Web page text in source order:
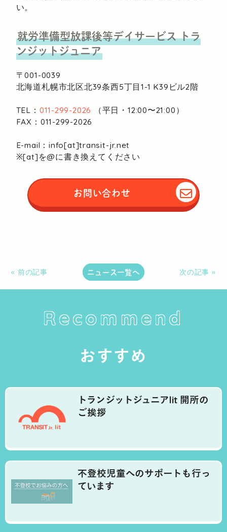
い。
就労準備型放課後等デイサービストラ
ンジットジュニア
〒001-0039
北海道札幌市北区北39条西5丁目1-1 K39ビル2階
TEL： 011-299-2026
（平日・12:00〜21:00）
FAX：011-299-2026
E-mail：info[at]transit-jr.net
※[at]を@に書き換えてください
お問い合わせ
« 前の記事 ニュース一覧へ 次の記事 »
Recommend
おすすめ
トランジットジュニアlit 開所の
ご挨拶
不登校児童へのサポートも行っ
ています